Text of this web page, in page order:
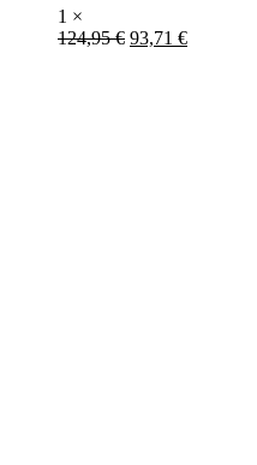
1 ×
124,95€ 93,71 €